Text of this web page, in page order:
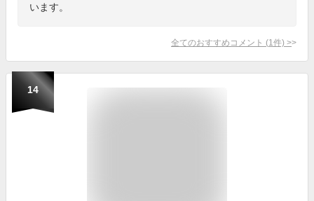
います。
全てのおすすめコメント (1 件) >
14